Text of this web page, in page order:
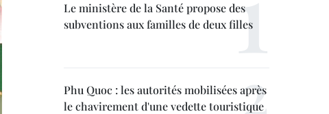
Le ministère de la Santé propose des
subventions aux familles de deux filles
Phu Quoc : les autorités mobilisées après
le chavirement d'une vedette touristique